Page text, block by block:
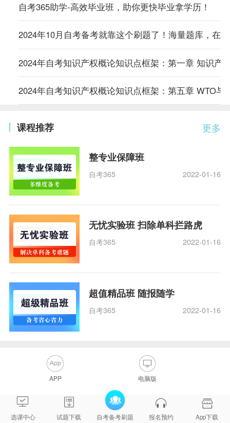
自考365助学-高效毕业班，助你更快毕业拿学历！
2024年10月自考备考就靠这个刷题了！海量题库，在
2024年自考知识产权概论知识点框架：第一章 知识产
2024年自考知识产权概论知识点框架：第五章 WTO与
更多
课程推荐
整专业保障班
自考365 2022-01-16
无忧实验班 扫除单科拦路虎
自考365 2022-01-16
超值精品班 随报随学
自考365 2022-01-16
APP 电脑版
选课中心 试题下载 自考备考刷题 报名预约 App下载